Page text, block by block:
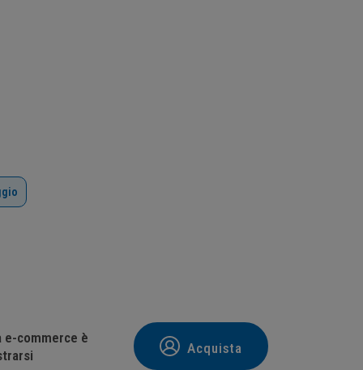
e-commerce è
Acquista